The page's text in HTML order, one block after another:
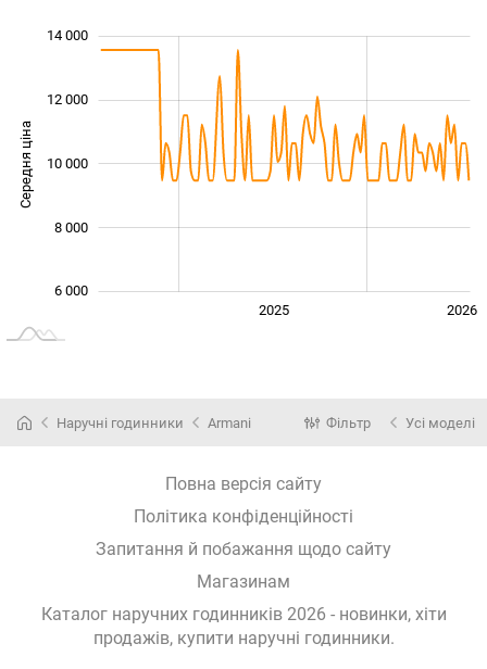
Середня ціна 10 000
6 000
8 000
10 000
12 000
14 000
2025 2026
Наручні годинники Armani Фільтр Усі моделі
Повна версія сайту
Політика конфіденційності
Запитання й побажання щодо сайту
Магазинам
Каталог наручних годинників 2026 - новинки, хіти
продажів, купити наручні годинники.